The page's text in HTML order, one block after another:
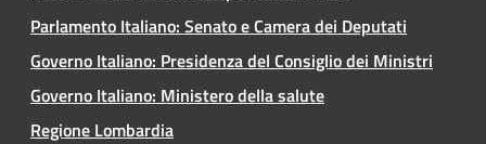
Parlamento Italiano: Senato e Camera dei Deputati
Governo Italiano: Presidenza del Consiglio dei Ministri
Governo Italiano: Ministero della salute
Regione Lombardia